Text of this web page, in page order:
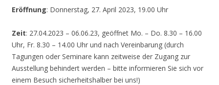
Eröffnung: Donnerstag, 27. April 2023, 19.00 Uhr
Zeit: 27.04.2023 – 06.06.23, geöffnet Mo. – Do. 8.30 – 16.00
Uhr, Fr. 8.30 – 14.00 Uhr und nach Vereinbarung (durch
Tagungen oder Seminare kann zeitweise der Zugang zur
Ausstellung behindert werden – bitte informieren Sie sich vor
einem Besuch sicherheitshalber bei uns!)